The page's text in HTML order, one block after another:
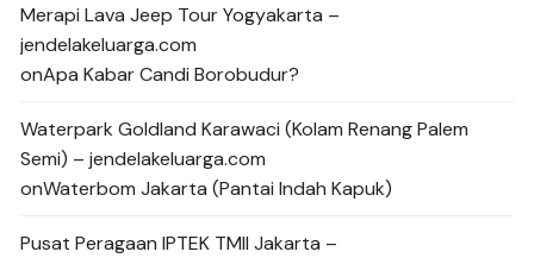
Merapi Lava Jeep Tour Yogyakarta –
jendelakeluarga.com
onApa Kabar Candi Borobudur?
Waterpark Goldland Karawaci (Kolam Renang Palem
Semi) – jendelakeluarga.com
onWaterbom Jakarta (Pantai Indah Kapuk)
Pusat Peragaan IPTEK TMII Jakarta –